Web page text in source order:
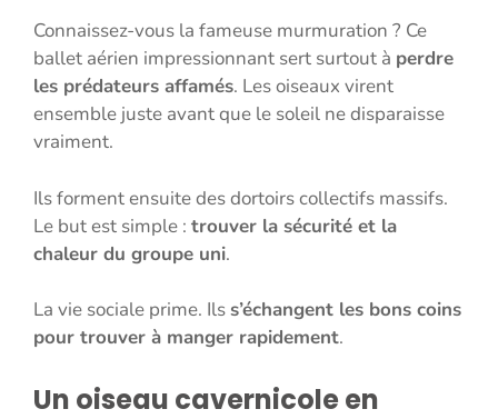
Connaissez-vous la fameuse murmuration ? Ce
ballet aérien impressionnant sert surtout à perdre
les prédateurs affamés. Les oiseaux virent
ensemble juste avant que le soleil ne disparaisse
vraiment.
Ils forment ensuite des dortoirs collectifs massifs.
Le but est simple : trouver la sécurité et la
chaleur du groupe uni.
La vie sociale prime. Ilss’échangent les bons coins
pour trouver à manger rapidement.
Un oiseau cavernicole en